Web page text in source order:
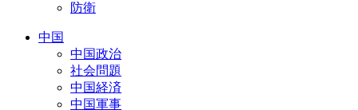
防衛
中国
中国政治
社会問題
中国経済
中国軍事